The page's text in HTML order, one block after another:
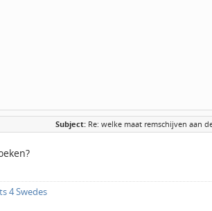
Subject: Re: welke maat remschijven aan
4 Swedes